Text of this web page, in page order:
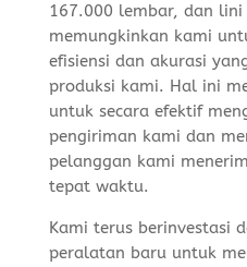
167.000 lembar, dan lini
memungkinkan kami
efisiensi dan akurasi
produksi kami. Hal ini
untuk secara efektif
pengiriman kami dan
pelanggan kami
tepat waktu.
Kami terus berinvestasi
peralatan baru untuk